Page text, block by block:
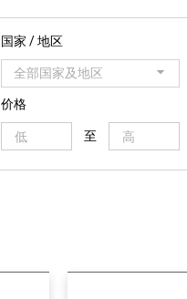
国家 / 地区
全部国家及地区
价格
至